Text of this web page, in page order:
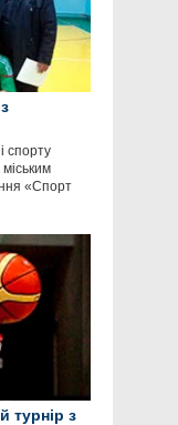
спорту
«Спорт
турнір з